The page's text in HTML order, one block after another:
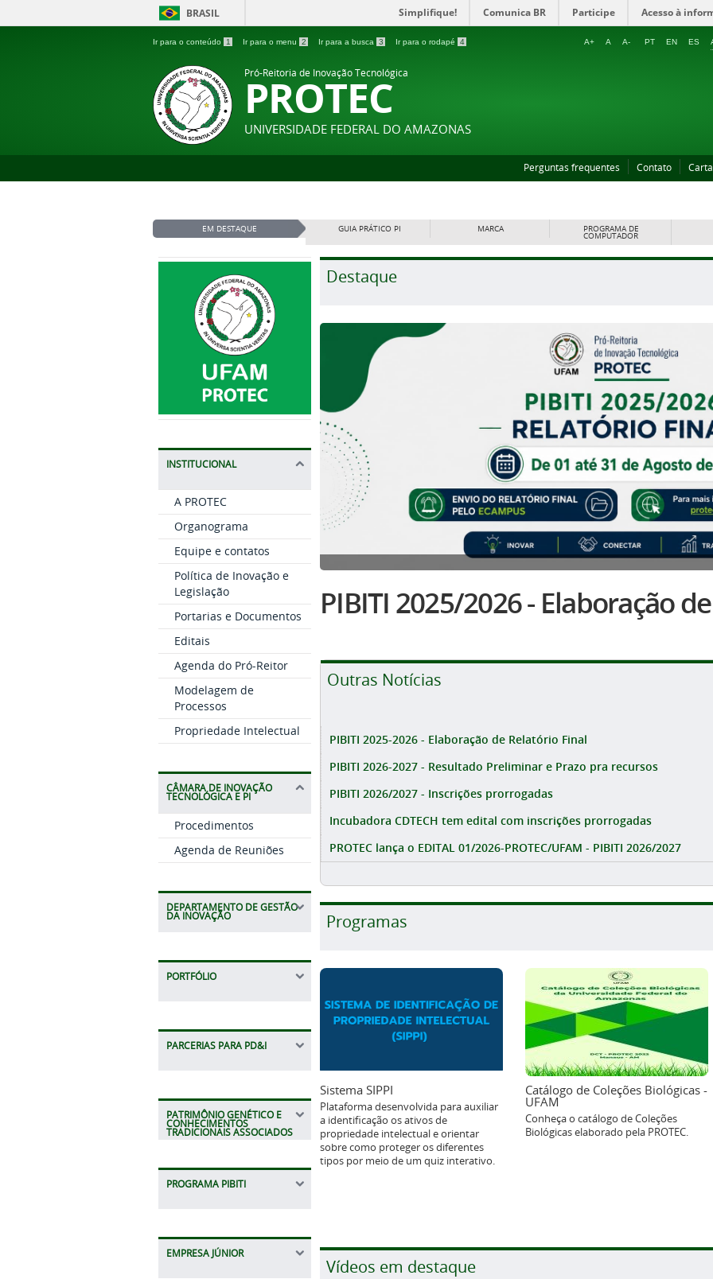
BRASIL Simplifique! Comunica BR Participe Acesso à
Ir para o conteúdo 1 Ir para o menu 2 Ir para a busca 3 Ir para o rodapé 4 A+ A A- PT EN ES
Pró-Reitoria de Inovação Tecnológica
PROTEC
UNIVERSIDADE FEDERAL DO AMAZONAS
Perguntas frequentes Contato
EM DESTAQUE GUIA PRÁTICO PI MARCA PROGRAMA DE
COMPUTADOR
INSTITUCIONAL
A PROTEC
Organograma
Equipe e contatos
Política de Inovação e
Legislação
Portarias e Documentos
Editais
Agenda do Pró-Reitor
Modelagem de
Processos
Propriedade Intelectual
CÂMARA DE INOVAÇÃO
TECNOLÓGICA E PI
Procedimentos
Agenda de Reuniões
DEPARTAMENTO DE GESTÃO
DA INOVAÇÃO
PORTFÓLIO
PARCERIAS PARA PD&I
PATRIMÔNIO GENÉTICO E
CONHECIMENTOS
TRADICIONAIS ASSOCIADOS
PROGRAMA PIBITI
EMPRESA JÚNIOR
Destaque
PIBITI 2025/2026 - Elaboração
Outras Notícias
PIBITI 2025-2026 - Elaboração de Relatório Final
PIBITI 2026-2027 - Resultado Preliminar e Prazo pra recursos
PIBITI 2026/2027 - Inscrições prorrogadas
Incubadora CDTECH tem edital com inscrições prorrogadas
PROTEC lança o EDITAL 01/2026-PROTEC/UFAM - PIBITI 2026/2027
Programas
Sistema SIPPI
Plataforma desenvolvida para auxiliar
a identificação os ativos de
propriedade intelectual e orientar
sobre como proteger os diferentes
tipos por meio de um quiz interativo.
Catálogo de Coleções Biológicas -
UFAM
Conheça o catálogo de Coleções
Biológicas elaborado pela PROTEC.
Vídeos em destaque